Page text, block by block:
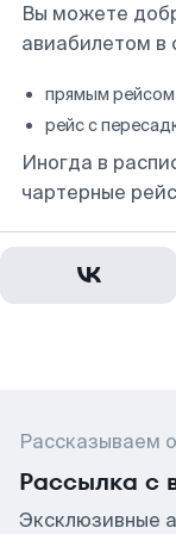
Вы можете
авиабилетом в
прямым рейсом
рейс с
Иногда в
чартерные
Рассказываем
Рассылка с
Эксклюзивные